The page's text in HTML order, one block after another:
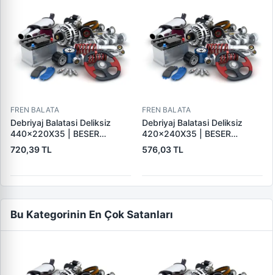
FREN BALATA
Debriyaj Balatasi Deliksiz
440×220X35 | BESER
440X220X35
720,39 TL
FREN BALATA
Debriyaj Balatasi Deliksiz
420×240X35 | BESER
420X240X35
576,03 TL
Bu Kategorinin En Çok Satanları